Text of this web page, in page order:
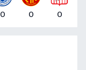
0 0 0